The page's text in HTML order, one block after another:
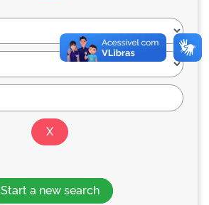
Start a new search